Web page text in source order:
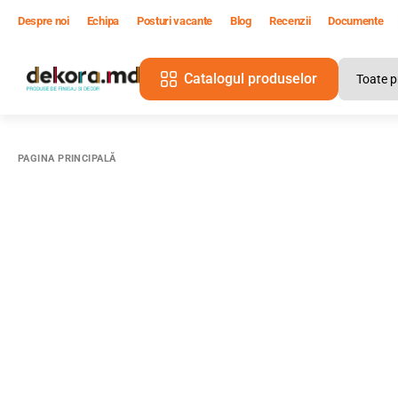
Despre noi Echipa Posturi vacante Blog Recenzii Documente
Catalogul produselor
PAGINA PRINCIPALĂ